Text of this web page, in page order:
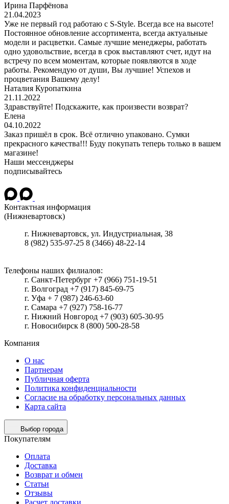
Ирина Парфёнова
21.04.2023
Уже не первый год работаю с S-Style. Всегда все на высоте!
Постоянное обновление ассортимента, всегда актуальные
модели и расцветки. Самые лучшие менеджеры, работать
одно удовольствие, всегда в срок выставляют счет, идут на
встречу по всем моментам, которые появляются в ходе
работы. Рекомендую от души, Вы лучшие! Успехов и
процветания Вашему делу!
Наталия Куропаткина
21.11.2022
Здравствуйте! Подскажите, как произвести возврат?
Елена
04.10.2022
Заказ пришёл в срок. Всё отлично упаковано. Сумки
прекрасного качества!!! Буду покупать теперь только в вашем
магазине!
Наши мессенджеры
подписывайтесь
Контактная информация
(Нижневартовск)
г. Нижневартовск, ул. Индустриальная, 38
8 (982) 535-97-25 8 (3466) 48-22-14
Телефоны наших филиалов:
г. Санкт-Петербург +7 (966) 751-19-51
г. Волгоград +7 (917) 845-69-75
г. Уфа + 7 (987) 246-63-60
г. Самара +7 (927) 758-16-77
г. Нижний Новгород +7 (903) 605-30-95
г. Новосибирск 8 (800) 500-28-58
Компания
О нас
Партнерам
Публичная оферта
Политика конфиденциальности
Согласие на обработку персональных данных
Карта сайта
Выбор города
Покупателям
Оплата
Доставка
Возврат и обмен
Статьи
Отзывы
Расчет доставки